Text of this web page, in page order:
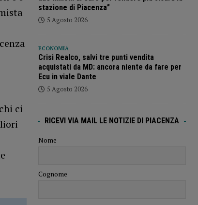
ci
stazione di Piacenza”
5 Agosto 2026
ECONOMIA
Crisi Realco, salvi tre punti vendita
acquistati da MD: ancora niente da fare per
Ecu in viale Dante
5 Agosto 2026
RICEVI VIA MAIL LE NOTIZIE DI PIACENZA
Nome
Cognome